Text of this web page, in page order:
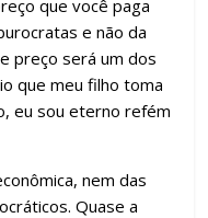
que você paga
e não da
preço será um dos
que meu filho toma
eu sou eterno refém
nem das
Quase a